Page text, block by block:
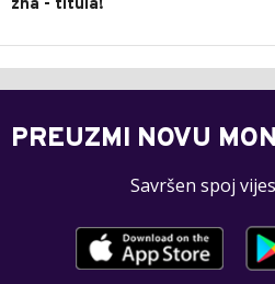
zna - titula!
PREUZMI NOVU
Savršen spoj